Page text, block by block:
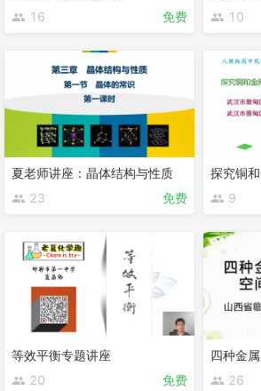
16
免费
10
夏老师讲座：晶体结构与性质
23
免费
9
等效平衡专题讲座
20
免费
26